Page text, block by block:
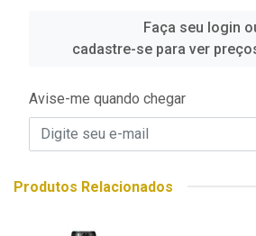
Faça seu login
cadastre-se para ver
Avise-me quando chegar
Produtos Relacionados